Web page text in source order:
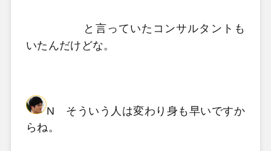
と言っていたコンサルタントも
いたんだけどな。
N そういう人は変わり身も早いですか
らね。